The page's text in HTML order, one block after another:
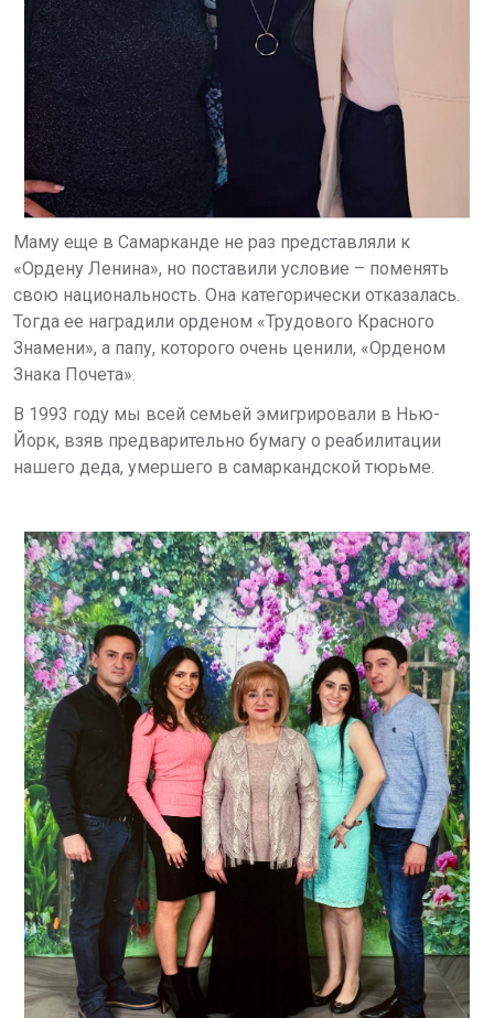
Маму еще в Самарканде не раз представляли к
«Ордену Ленина», но поставили условие – поменять
свою национальность. Она категорически отказалась.
Тогда ее наградили орденом «Трудового Красного
Знамени», а папу, которого очень ценили, «Орденом
Знака Почета».
В 1993 году мы всей семьей эмигрировали в Нью-
Йорк, взяв предварительно бумагу о реабилитации
нашего деда, умершего в самаркандской тюрьме.